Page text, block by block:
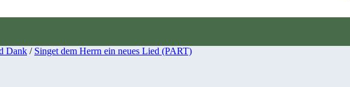
Dank / Singet dem Herrn ein neues Lied (PART)